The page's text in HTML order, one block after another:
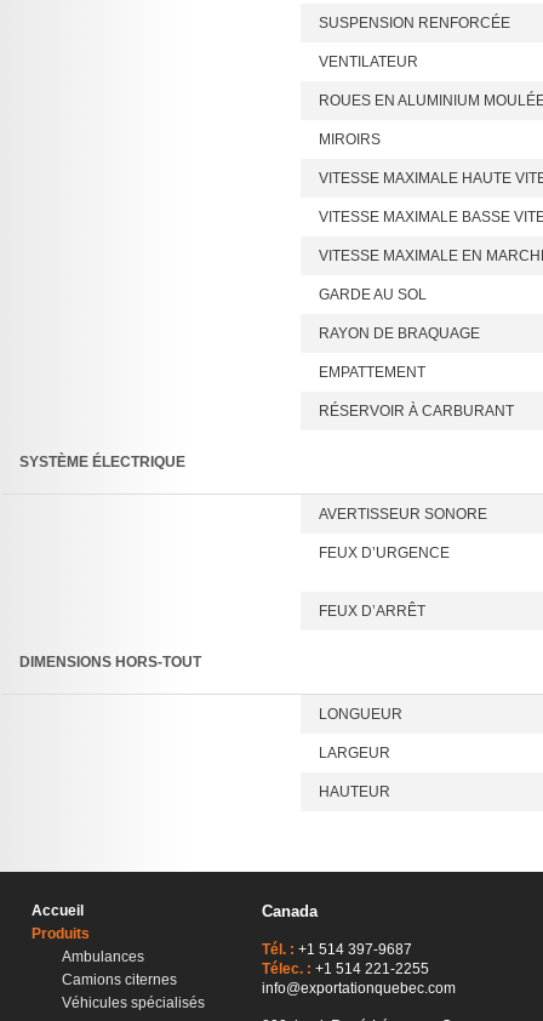
SUSPENSION RENFORCÉE
VENTILATEUR
ROUES EN ALUMINIUM
MIROIRS
VITESSE MAXIMALE HAUTE
VITESSE MAXIMALE BASSE
VITESSE MAXIMALE EN
GARDE AU SOL
RAYON DE BRAQUAGE
EMPATTEMENT
RÉSERVOIR À CARBURANT
SYSTÈME ÉLECTRIQUE
AVERTISSEUR SONORE
FEUX D’URGENCE
FEUX D’ARRÊT
DIMENSIONS HORS-TOUT
LONGUEUR
LARGEUR
HAUTEUR
Accueil
Produits
Ambulances
Camions citernes
Véhicules spécialisés
Canada
Tél. : +1 514 397-9687
Télec. : +1 514 221-2255
info@exportationquebec.com